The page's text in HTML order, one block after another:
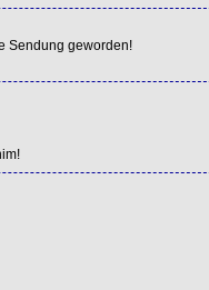
Sendung geworden!